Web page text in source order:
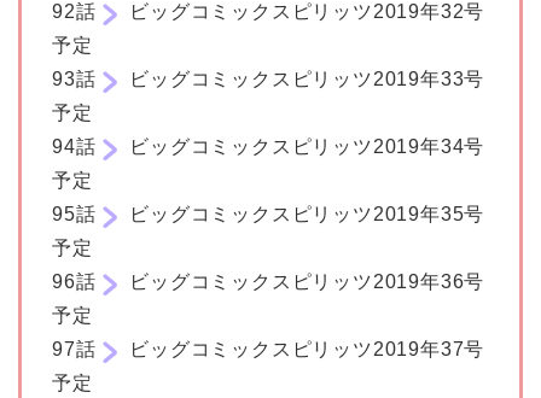
92話
ビッグコミックスピリッツ2019年32号
予定
93話
ビッグコミックスピリッツ2019年33号
予定
94話
ビッグコミックスピリッツ2019年34号
予定
95話
ビッグコミックスピリッツ2019年35号
予定
96話
ビッグコミックスピリッツ2019年36号
予定
97話
ビッグコミックスピリッツ2019年37号
予定